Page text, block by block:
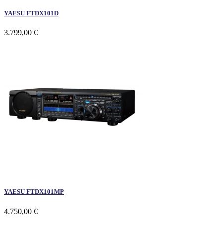
YAESU FTDX101D
3.799,00 €
YAESU FTDX101MP
4.750,00 €